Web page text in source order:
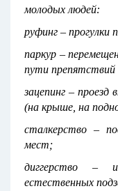
молодых людей:
руфинг –
паркур –
пути
зацепинг – проезд
(на крыше, на
сталкерство –
мест;
диггерство –
естественных